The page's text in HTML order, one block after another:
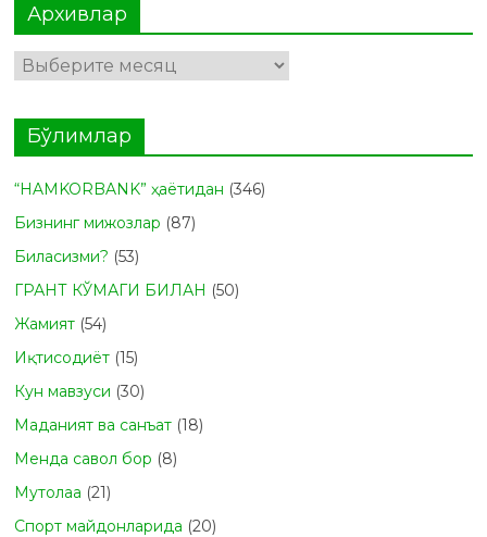
Архивлар
Архивлар
Бўлимлар
“HAMKORBANK” ҳаётидан (346)
Бизнинг мижозлар (87)
Биласизми? (53)
ГРАНТ КЎМАГИ БИЛАН (50)
Жамият (54)
Иқтисодиёт (15)
Кун мавзуси (30)
Маданият ва санъат (18)
Менда савол бор (8)
Мутолаа (21)
Спорт майдонларида (20)